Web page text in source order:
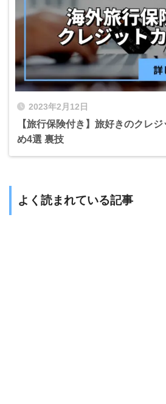
2023年2月12日
【旅行保険付き】旅好きのクレ
め4選 裏技
よく読まれている記事